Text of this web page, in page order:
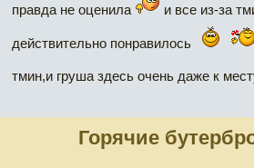
правда не оценила и все из-за
действительно понравилось
тмин,и груша здесь очень даже к
Горячие